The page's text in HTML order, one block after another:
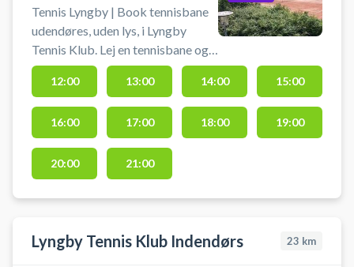
Tennis Lyngby | Book tennisbane
udendøres, uden lys, i Lyngby
Tennis Klub. Lej en tennisbane og
spil tennis i Lyngby på en af de
udendørs grusbanerne hos
tennisklubben i Lyngby. Medbring
selv ketcher og bolde. Banen kan
afbestilles indtil 2 timer før
reservationens starttidspunkt.
12:00 13:00 14:00 15:00
16:00 17:00 18:00 19:00
20:00 21:00
Lyngby Tennis Klub Indendørs 23 km